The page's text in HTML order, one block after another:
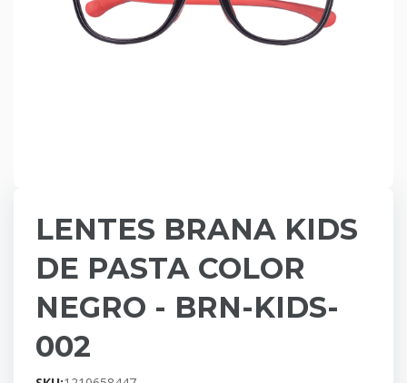
LENTES BRANA KIDS
DE PASTA COLOR
NEGRO - BRN-KIDS-
002